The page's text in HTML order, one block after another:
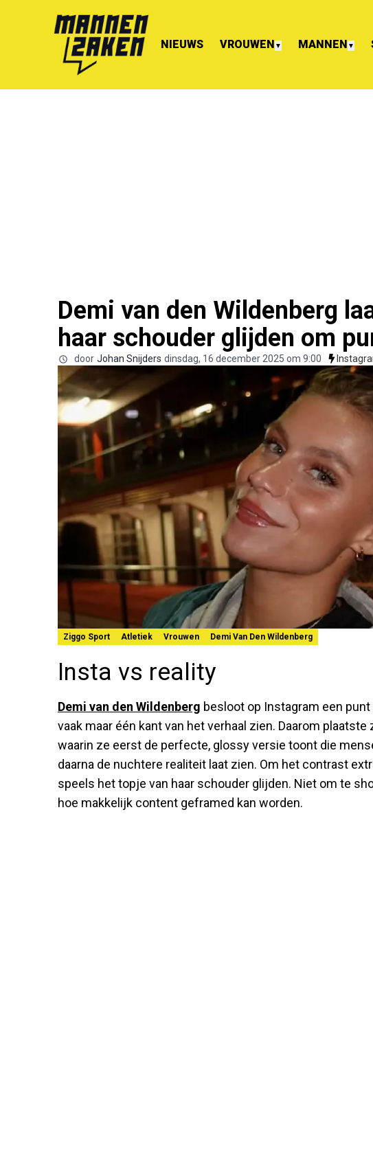
NIEUWS VROUWEN ▼ MANNEN ▼
Demi van den Wildenberg
haar schouder glijden om
door Johan Snijders dinsdag, 16 december 2025 om 9:00
Ziggo Sport Atletiek Vrouwen Demi Van Den Wildenberg
Insta vs reality
Demi van den Wildenberg besloot op Instagram een
vaak maar één kant van het verhaal zien. Daarom plaatste
waarin ze eerst de perfecte, glossy versie toont die
daarna de nuchtere realiteit laat zien. Om het contrast
speels het topje van haar schouder glijden. Niet om te
hoe makkelijk content geframed kan worden.